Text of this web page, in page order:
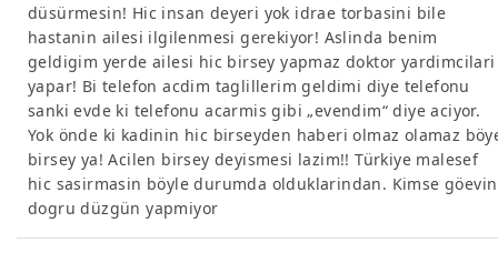
düsürmesin! Hic insan deyeri yok idrae torbasini bile
hastanin ailesi ilgilenmesi gerekiyor! Aslinda benim
geldigim yerde ailesi hic birsey yapmaz doktor yardimcilari
yapar! Bi telefon acdim taglillerim geldimi diye telefonu
sanki evde ki telefonu acarmis gibi „evendim“ diye aciyor.
Yok önde ki kadinin hic birseyden haberi olmaz olamaz
birsey ya! Acilen birsey deyismesi lazim!! Türkiye malesef
hic sasirmasin böyle durumda olduklarindan. Kimse
dogru düzgün yapmiyor